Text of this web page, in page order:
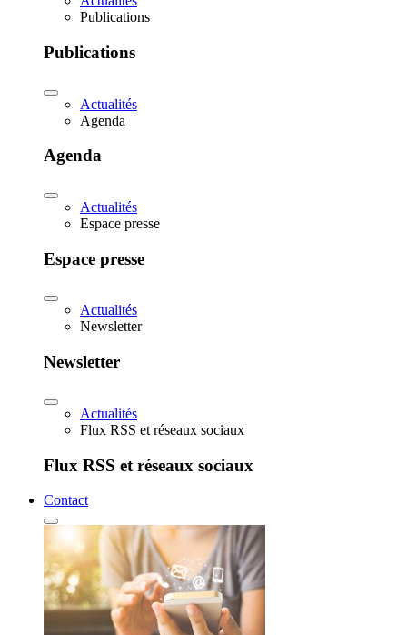
Publications
Publications
Actualités
Agenda
Agenda
Actualités
Espace presse
Espace presse
Actualités
Newsletter
Newsletter
Actualités
Flux RSS et réseaux sociaux
Flux RSS et réseaux sociaux
Contact